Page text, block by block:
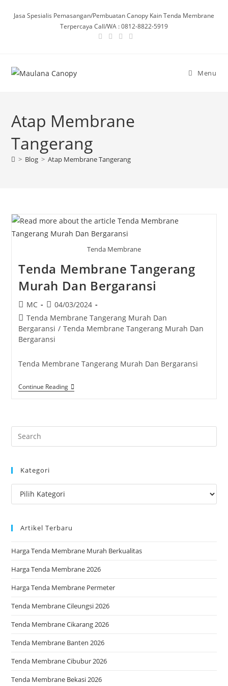
Jasa Spesialis Pemasangan/Pembuatan Canopy Kain Tenda Membrane
Terpercaya Call/WA : 0812-8822-5919
Menu
Atap Membrane
Tangerang
> Blog > Atap Membrane Tangerang
Tenda Membrane
Tenda Membrane Tangerang
Murah Dan Bergaransi
Post
author:
MC
Post
published:
04/03/2024
Post
category:
Tenda Membrane Tangerang Murah Dan
Bergaransi / Tenda Membrane Tangerang Murah Dan
Bergaransi
Tenda Membrane Tangerang Murah Dan Bergaransi
Continue ReadingTenda
Membrane
Bergaransi
the
Kategori
Kategori
Artikel Terbaru
Harga Tenda Membrane Murah Berkualitas
Harga Tenda Membrane 2026
Harga Tenda Membrane Permeter
Tenda Membrane Cileungsi 2026
Tenda Membrane Cikarang 2026
Tenda Membrane Banten 2026
Tenda Membrane Cibubur 2026
Tenda Membrane Bekasi 2026